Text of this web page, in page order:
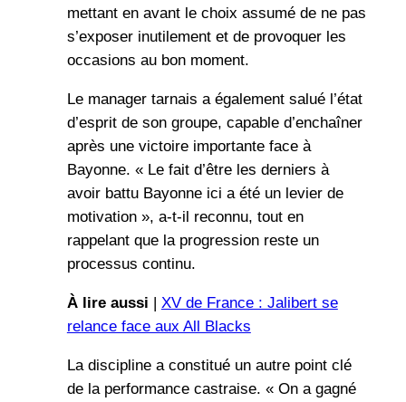
mettant en avant le choix assumé de ne pas
s’exposer inutilement et de provoquer les
occasions au bon moment.
Le manager tarnais a également salué l’état
d’esprit de son groupe, capable d’enchaîner
après une victoire importante face à
Bayonne. « Le fait d’être les derniers à
avoir battu Bayonne ici a été un levier de
motivation », a-t-il reconnu, tout en
rappelant que la progression reste un
processus continu.
À lire aussi | XV de France : Jalibert se
relance face aux All Blacks
La discipline a constitué un autre point clé
de la performance castraise. « On a gagné